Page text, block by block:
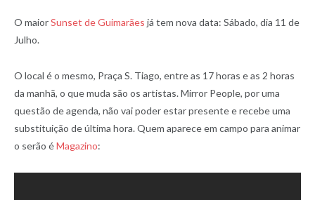
O maiorSunset de Guimarães já tem nova data: Sábado, dia 11 de
Julho.
O local é o mesmo, Praça S. Tiago, entre as 17 horas e as 2 horas
da manhã, o que muda são os artistas. Mirror People, por uma
questão de agenda, não vai poder estar presente e recebe uma
substituição de última hora. Quem aparece em campo para animar
o serão éMagazino: